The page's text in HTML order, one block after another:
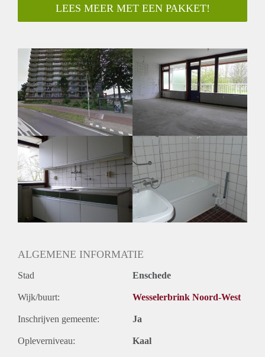
Garantiestelling mogelijk: Nee
Borg: 1 Maand
Huisdieren toegestaan: Afhankelijk van de Eigenaar
Huurtoeslag grens: Ja
Geschikt voor studenten: Afhankelijk van de Eigenaar
LEES MEER MET EEN PAKKET!
ALGEMENE INFORMATIE
Stad Enschede
Wijk/buurt: Wesselerbrink Noord-West
Inschrijven gemeente: Ja
Opleverniveau: Kaal